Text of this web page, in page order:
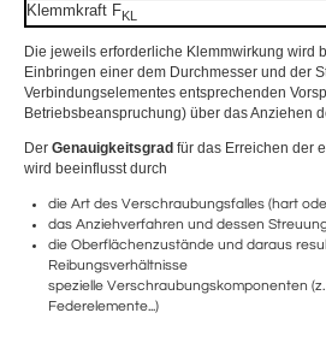
Klemmkraft FKL
Die jeweils erforderliche Klemmwirkung wird
Einbringen einer dem Durchmesser und der
Verbindungselementes entsprechenden
Betriebsbeanspruchung) über das Anziehen
Der Genauigkeitsgrad für das Erreichen der
wird beeinflusst durch
die Art des Verschraubungsfalles (hart
das Anziehverfahren und dessen
die Oberflächenzustände und daraus
Reibungsverhältnisse
spezielle Verschraubungskomponenten
Federelemente...)